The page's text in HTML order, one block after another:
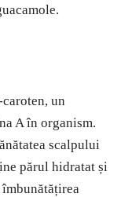
un
A în organism.
scalpului
părul hidratat și